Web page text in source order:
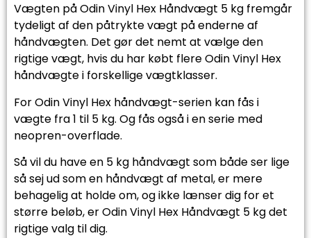
Vægten på Odin Vinyl Hex Håndvægt 5 kg fremgår
tydeligt af den påtrykte vægt på enderne af
håndvægten. Det gør det nemt at vælge den
rigtige vægt, hvis du har købt flere Odin Vinyl Hex
håndvægte i forskellige vægtklasser.
For Odin Vinyl Hex håndvægt-serien kan fås i
vægte fra 1 til 5 kg. Og fås også i en serie med
neopren-overflade.
Så vil du have en 5 kg håndvægt som både ser lige
så sej ud som en håndvægt af metal, er mere
behagelig at holde om, og ikke lænser dig for et
større beløb, er Odin Vinyl Hex Håndvægt 5 kg det
rigtige valg til dig.